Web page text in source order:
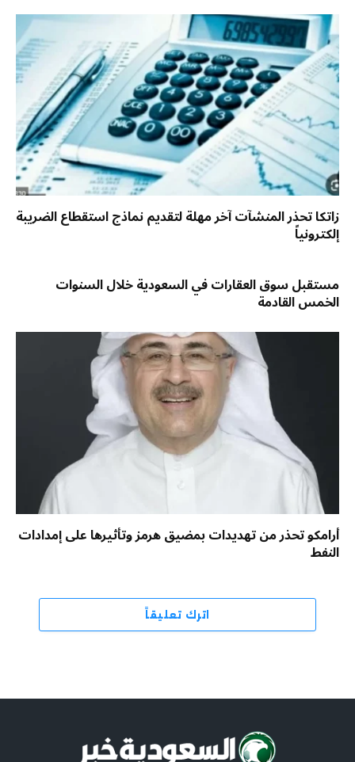
زاتكا تحذر المنشآت آخر مهلة لتقديم نماذج استقطاع الضريبة
إلكترونياً
مستقبل سوق العقارات في السعودية خلال السنوات
الخمس القادمة
أرامكو تحذر من تهديدات بمضيق هرمز وتأثيرها على إمدادات
النفط
اترك تعليقاً